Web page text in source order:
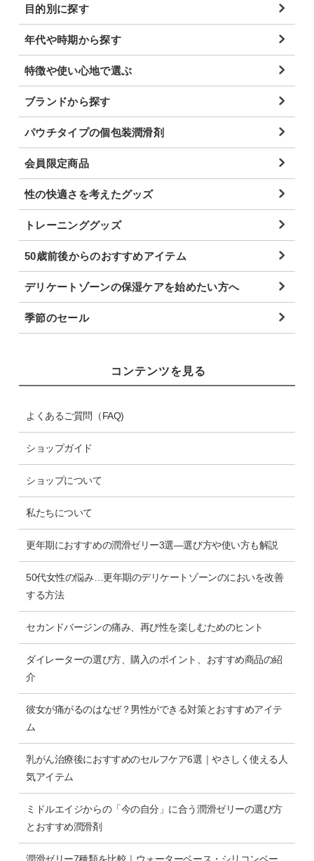
目的別に探す
年代や時期から探す
特徴や使い心地で選ぶ
ブランドから探す
パウチタイプの個包装潤滑剤
会員限定商品
性の快適さを考えたグッズ
トレーニンググッズ
50歳前後からのおすすめアイテム
デリケートゾーンの保湿ケアを始めたい方へ
季節のセール
コンテンツを見る
よくあるご質問（FAQ)
ショップガイド
ショップについて
私たちについて
更年期におすすめの潤滑ゼリー3選―選び方や使い方も解説
50代女性の悩み…更年期のデリケートゾーンのにおいを改善
する方法
セカンドバージンの痛み、再び性を楽しむためのヒント
ダイレーターの選び方、購入のポイント、おすすめ商品の紹
介
彼女が痛がるのはなぜ？男性ができる対策とおすすめアイテ
ム
乳がん治療後におすすめのセルフケア6選｜やさしく使える人
気アイテム
ミドルエイジからの「今の自分」に合う潤滑ゼリーの選び方
とおすすめ潤滑剤